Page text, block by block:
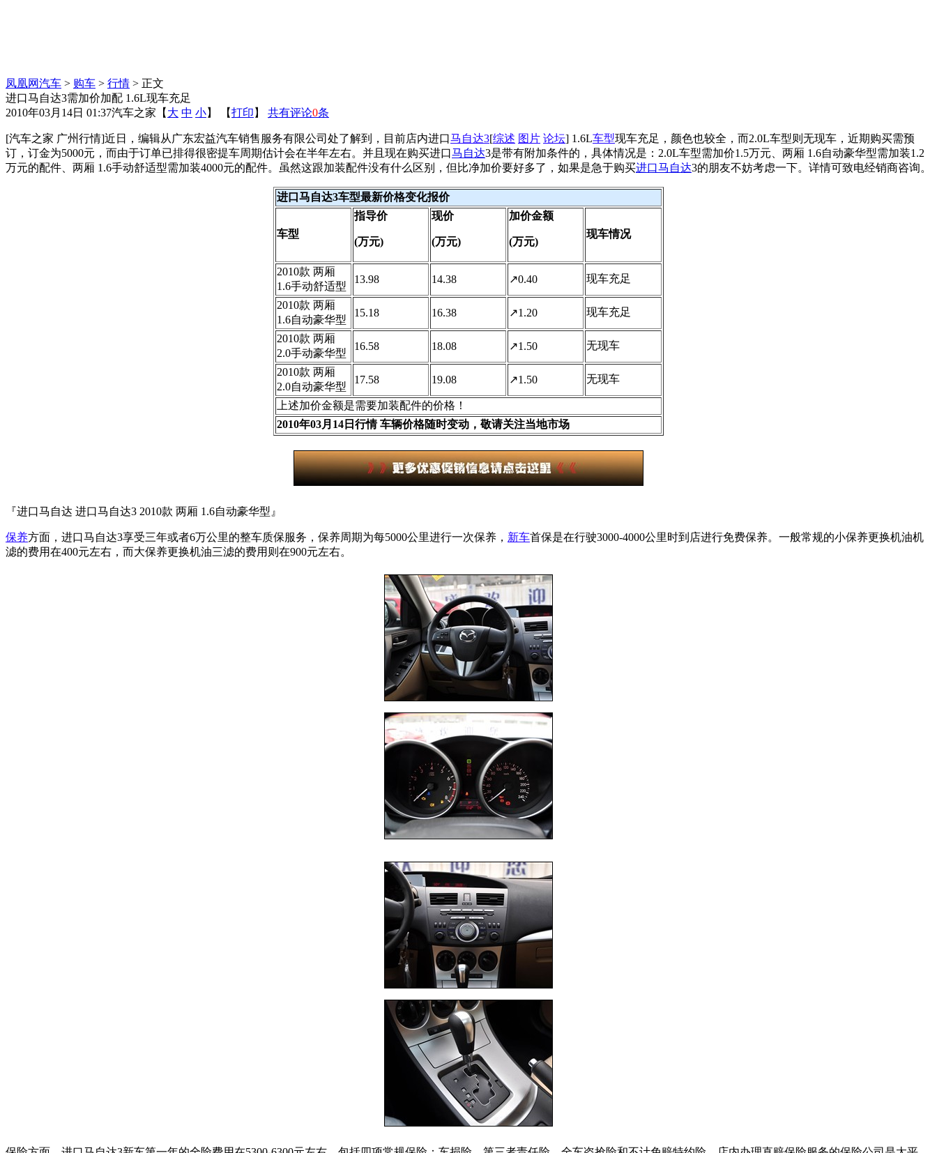
凤凰网汽车 > 购车 > 行情 > 正文
进口马自达3需加价加配 1.6L现车充足
2010年03月14日 01:37汽车之家 【 大 中 小】 【打印 】 共有评论0条
[汽车之家 广州行情]近日，编辑从广东宏益汽车销售服务有限公司处了解到，目前店内进口马自达3[综述 图片 论坛] 1.6L车型现车充足，颜色也较全，而2.0L车型则无现车，近期购买需预
订，订金为5000元，而由于订单已排得很密提车周期估计会在半年左右。并且现在购买进口马自达3是带有附加条件的，具体情况是：2.0L车型需加价1.5万元、两厢 1.6自动豪华型需加装1.2
万元的配件、两厢 1.6手动舒适型需加装4000元的配件。虽然这跟加装配件没有什么区别，但比净加价要好多了，如果是急于购买进口马自达3的朋友不妨考虑一下。详情可致电经销商咨询。
进口马自达3车型最新价格变化报价
车型
指导价
(万元)
现价
(万元)
加价金额
(万元)
现车情况
2010款 两厢
1.6手动舒适型
13.98 14.38 ↗0.40 现车充足
2010款 两厢
1.6自动豪华型
15.18 16.38 ↗1.20 现车充足
2010款 两厢
2.0手动豪华型
16.58 18.08 ↗1.50 无现车
2010款 两厢
2.0自动豪华型
17.58 19.08 ↗1.50 无现车
上述加价金额是需要加装配件的价格！
2010年03月14日行情 车辆价格随时变动，敬请关注当地市场
『进口马自达 进口马自达3 2010款 两厢 1.6自动豪华型』
保养方面，进口马自达3享受三年或者6万公里的整车质保服务，保养周期为每5000公里进行一次保养， 新车首保是在行驶3000-4000公里时到店进行免费保养。一般常规的小保养更换机油机
滤的费用在400元左右，而大保养更换机油三滤的费用则在900元左右。